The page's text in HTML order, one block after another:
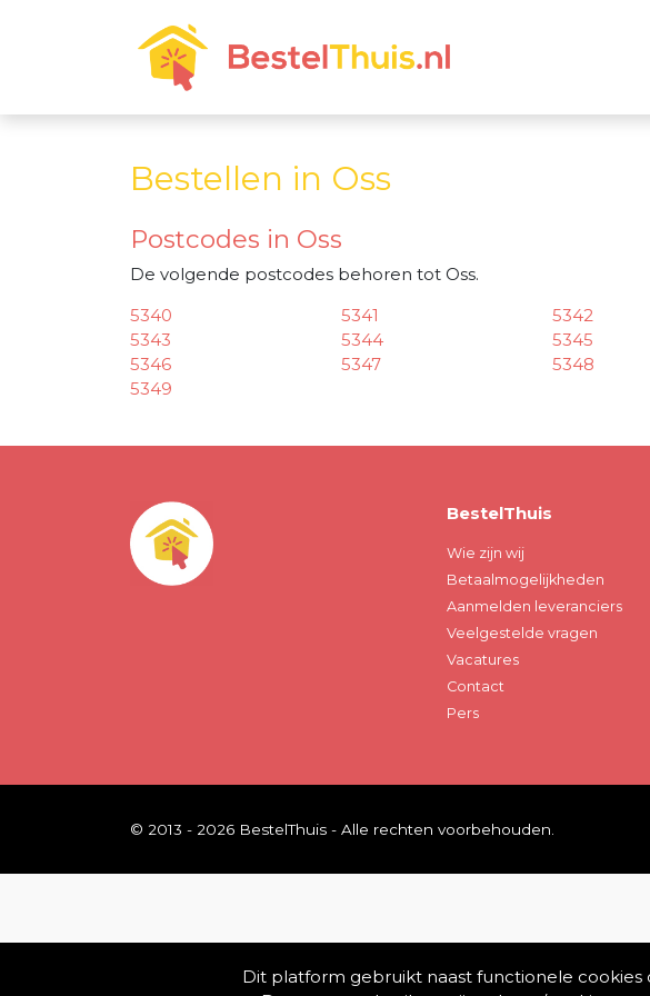
Bestellen in Oss
Postcodes in Oss
De volgende postcodes behoren tot Oss.
5340
5341
5342
5343
5344
5345
5346
5347
5348
5349
BestelThuis
Wie zijn wij
Betaalmogelijkheden
Aanmelden leveranciers
Veelgestelde vragen
Vacatures
Contact
Pers
© 2013 - 2026 BestelThuis - Alle rechten voorbehouden.
Dit platform gebruikt naast functionele